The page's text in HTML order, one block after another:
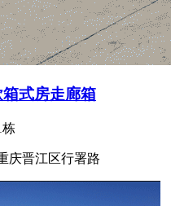
箱式房走廊箱
庆晋江区行署路